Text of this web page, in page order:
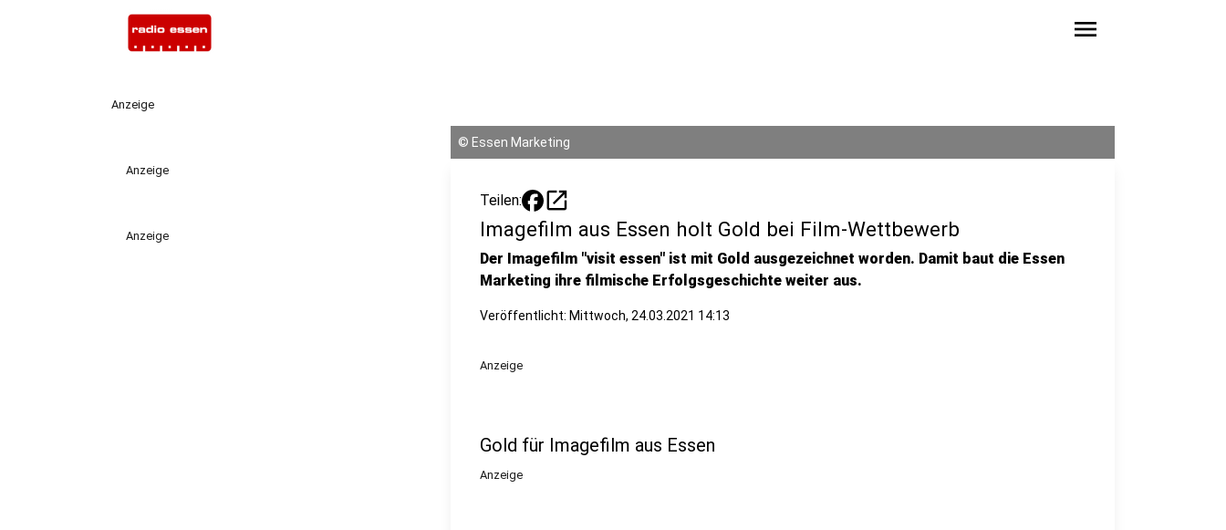
menu
Anzeige
Anzeige
Anzeige
© Essen Marketing
Teilen: open_in_new
Imagefilm aus Essen holt Gold bei Film-Wettbewerb
Der Imagefilm "visit essen" ist mit Gold ausgezeichnet worden. Damit baut die Essen
Marketing ihre filmische Erfolgsgeschichte weiter aus.
Veröffentlicht: Mittwoch, 24.03.2021 14:13
Anzeige
Gold für Imagefilm aus Essen
Anzeige